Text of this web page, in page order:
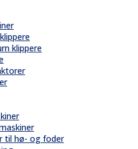
klippere
til hø- og foder